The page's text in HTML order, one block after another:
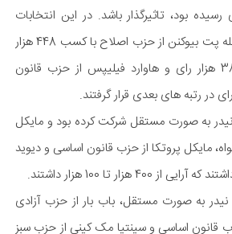
بود، تاثیرگذار باشد. در این انتخابات
کاندیداهای دیگری از جمله پت بیوکنن از حزب اصلاح با کسب 448 هزار
رای و هری براون با 384 هزار رای و هاوارد فیلیپس از حزب قانون
سال 2004، نیدر به صورت مستقل شرکت کرده بود و مایکل
مایکل پروتکا از حزب قانون اساسی و دیوید
هزار تا 100 هزار داشتند.
انتخابات سال 2008، نیدر به صورت مستقل، باب بار از حزب آزادی
قانون اساسی و سینتیا مک کینی از حزب سبز